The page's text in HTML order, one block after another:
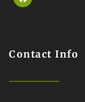
Contact Info